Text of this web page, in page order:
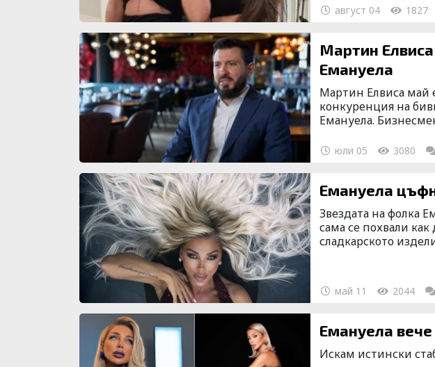
август 04 1827
Мартин Елвиса става
Емануела
Мартин Елвиса май
конкуренция на
Емануела.
юли 05 3080
Емануела
Звездата на фолка
сама се похвали
сладкарското
май 11 2044
Искам истински